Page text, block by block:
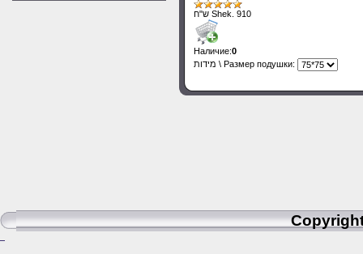
ש"ח Shek. 910
Наличие:0
מידות \ Размер подушки: